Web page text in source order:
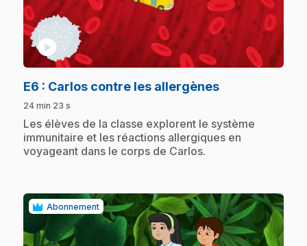
play_circle
E6 : Carlos contre les allergènes.
24 min 23 s
.Les élèves de la classe explorent le système
immunitaire et les réactions allergiques en
voyageant dans le corps de Carlos.
Abonnement